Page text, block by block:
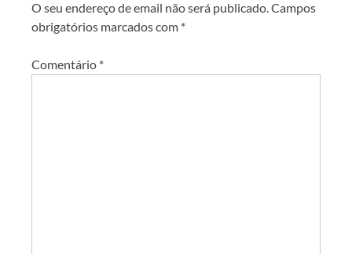
O seu endereço de email não será publicado.Campos
obrigatórios marcados com *
Comentário *